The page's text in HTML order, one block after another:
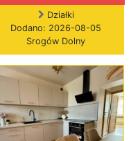
Działki
Dodano: 2026-08-05
Srogów Dolny